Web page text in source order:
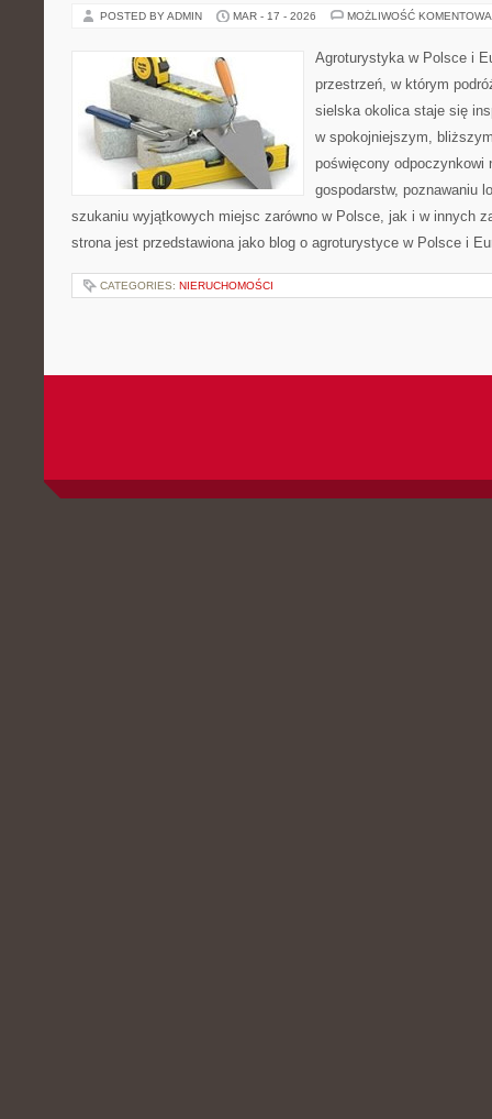
POSTED BY ADMIN MAR - 17 - 2026 MOŻLIWOŚĆ
Agroturystyka w Polsce i
przestrzeń, w którym
sielska okolica staje się
w spokojniejszym,
poświęcony odpoczynkowi
gospodarstw, poznawaniu
szukaniu wyjątkowych miejsc zarówno w Polsce, jak i w innych
strona jest przedstawiona jako blog o agroturystyce w Polsce i
CATEGORIES: NIERUCHOMOŚCI